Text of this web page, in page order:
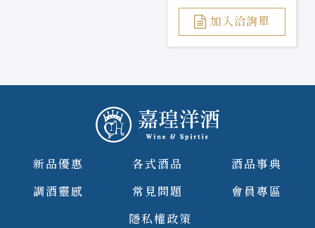
COCKTAIL GIFT
SET
加入洽詢單
新品優惠 各式酒品
酒品事典
調酒靈感
常見問題
會員專區
隱私權政策